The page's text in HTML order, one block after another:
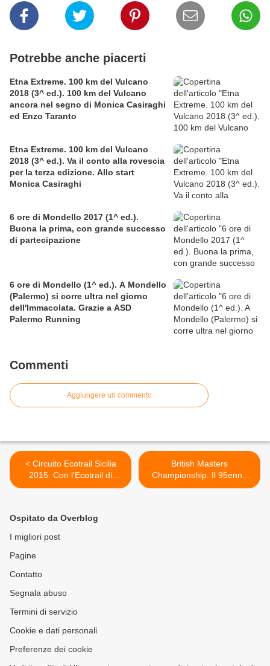
Potrebbe anche piacerti
Etna Extreme. 100 km del Vulcano
2018 (3^ ed.). 100 km del Vulcano
ancora nel segno di Monica Casiraghi
ed Enzo Taranto
Etna Extreme. 100 km del Vulcano
2018 (3^ ed.). Va il conto alla rovescia
per la terza edizione. Allo start
Monica Casiraghi
6 ore di Mondello 2017 (1^ ed.).
Buona la prima, con grande successo
di partecipazione
6 ore di Mondello (1^ ed.). A Mondello
(Palermo) si corre ultra nel giorno
dell'Immacolata. Grazie a ASD
Palermo Running
Commenti
Aggiungere un commento
< Circuito Ecotrail Sicilia
2015. Con l'Ecotrail di
Monte Pellegrino, 3^ prova
British Masters
Championship. Il 95enne
Charles Eugster si
Ospitato da Overblog
I migliori post
Pagine
Contatto
Segnala abuso
Termini di servizio
Cookie e dati personali
Preferenze dei cookie